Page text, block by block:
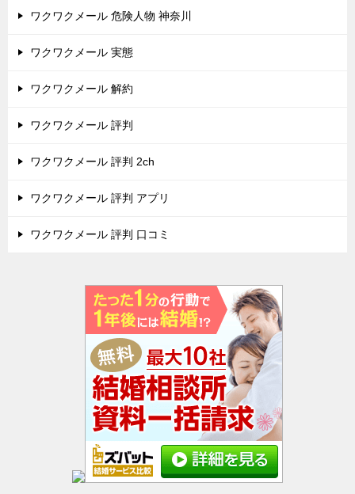
ワクワクメール 危険人物 神奈川
ワクワクメール 実態
ワクワクメール 解約
ワクワクメール 評判
ワクワクメール 評判 2ch
ワクワクメール 評判 アプリ
ワクワクメール 評判 口コミ